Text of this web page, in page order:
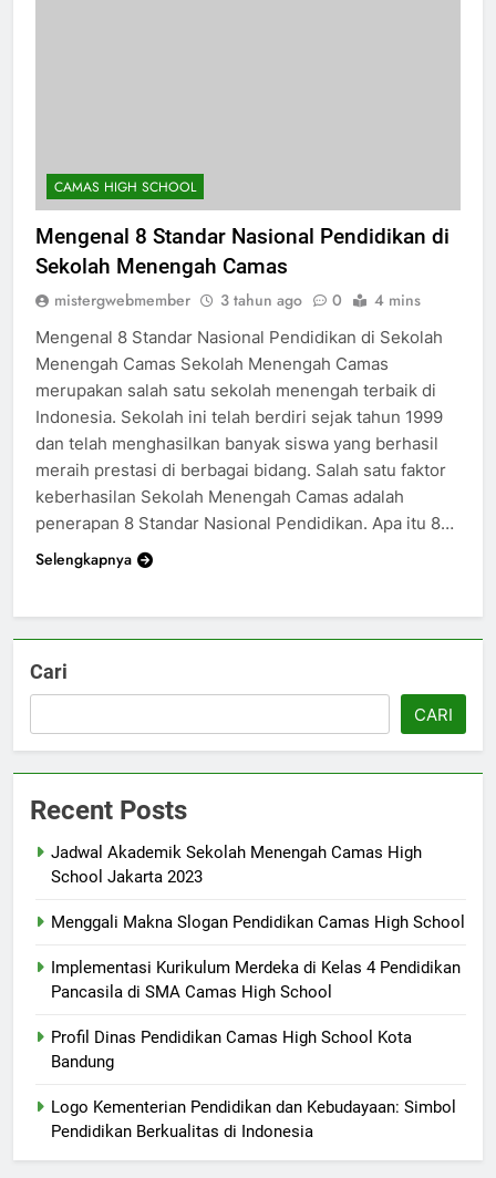
CAMAS HIGH SCHOOL
Mengenal 8 Standar Nasional Pendidikan di
Sekolah Menengah Camas
mistergwebmember 3 tahun ago 0 4 mins
Mengenal 8 Standar Nasional Pendidikan di Sekolah
Menengah Camas Sekolah Menengah Camas
merupakan salah satu sekolah menengah terbaik di
Indonesia. Sekolah ini telah berdiri sejak tahun 1999
dan telah menghasilkan banyak siswa yang berhasil
meraih prestasi di berbagai bidang. Salah satu faktor
keberhasilan Sekolah Menengah Camas adalah
penerapan 8 Standar Nasional Pendidikan. Apa itu 8…
Selengkapnya
Cari
CARI
Recent Posts
Jadwal Akademik Sekolah Menengah Camas High
School Jakarta 2023
Menggali Makna Slogan Pendidikan Camas High School
Implementasi Kurikulum Merdeka di Kelas 4 Pendidikan
Pancasila di SMA Camas High School
Profil Dinas Pendidikan Camas High School Kota
Bandung
Logo Kementerian Pendidikan dan Kebudayaan: Simbol
Pendidikan Berkualitas di Indonesia